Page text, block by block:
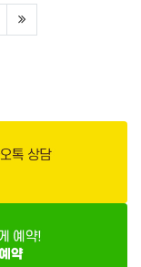
(last)